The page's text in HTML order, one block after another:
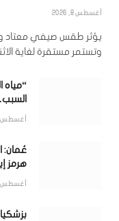
أغسطس 8, 2026
يؤثر طقس صيفي معتاد
وتستمر مستقرة لغاية
“مياه
أغسطس 8, 2026
عُمان:
هرمز
أغسطس 8, 2026